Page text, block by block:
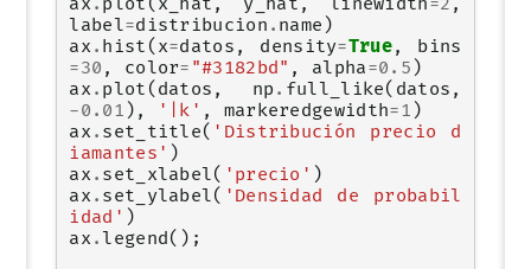
ax . plot ( x_hat , y_hat , linewidth=2 ,
label=distribucion . name )
ax . hist ( x=datos , density=True,
bins
=30 , color= "#3182bd" , alpha=0.5 )
ax . plot ( datos , np . full_like( datos ,
-0.01 ), '|k' , markeredgewidth= 1 )
ax . set_title( 'Distribución precio d
iamantes' )
ax . set_xlabel( 'precio' )
ax . set_ylabel( 'Densidad de probabil
idad' )
ax . legend();